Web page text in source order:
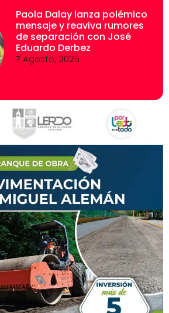
Paola Dalay lanza polémico
mensaje y reaviva rumores
de separación con José
Eduardo Derbez
7 Agosto, 2026